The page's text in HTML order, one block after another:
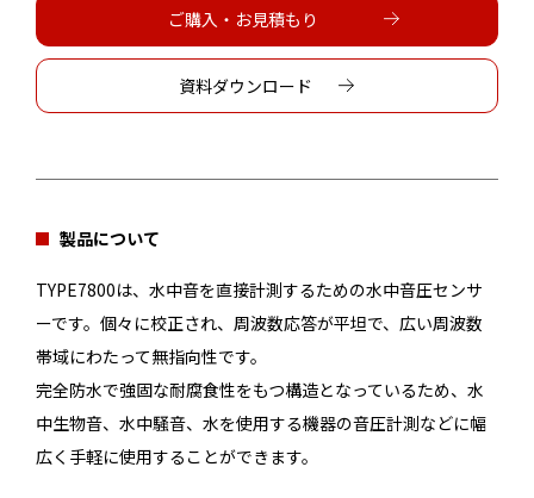
ご購入・お見積もり
資料ダウンロード
製品について
TYPE7800は、水中音を直接計測するための水中音圧センサ
ーです。個々に校正され、周波数応答が平坦で、広い周波数
帯域にわたって無指向性です。
完全防水で強固な耐腐食性をもつ構造となっているため、水
中生物音、水中騒音、水を使用する機器の音圧計測などに幅
広く手軽に使用することができます。